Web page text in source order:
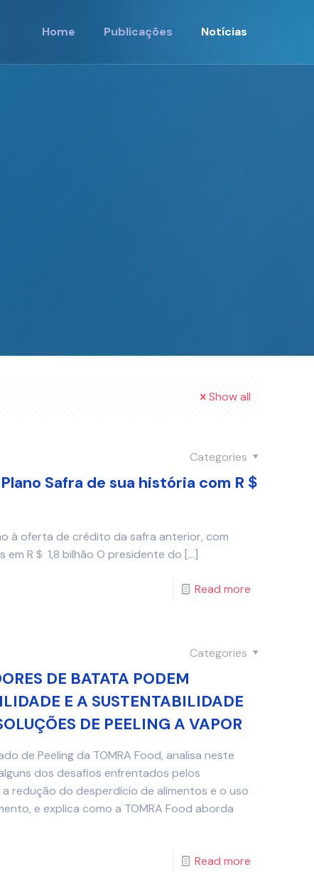
Home Publicações Notícias
Show all
Categories
Safra de sua história com R＄
à oferta de crédito da safra anterior, com
R＄ 1,8 bilhão O presidente do […]
Read more
Categories
DE BATATA PODEM
E A SUSTENTABILIDADE
DE PEELING A VAPOR
de Peeling da TOMRA Food, analisa neste
dos desafios enfrentados pelos
redução do desperdício de alimentos e o uso
e explica como a TOMRA Food aborda
Read more